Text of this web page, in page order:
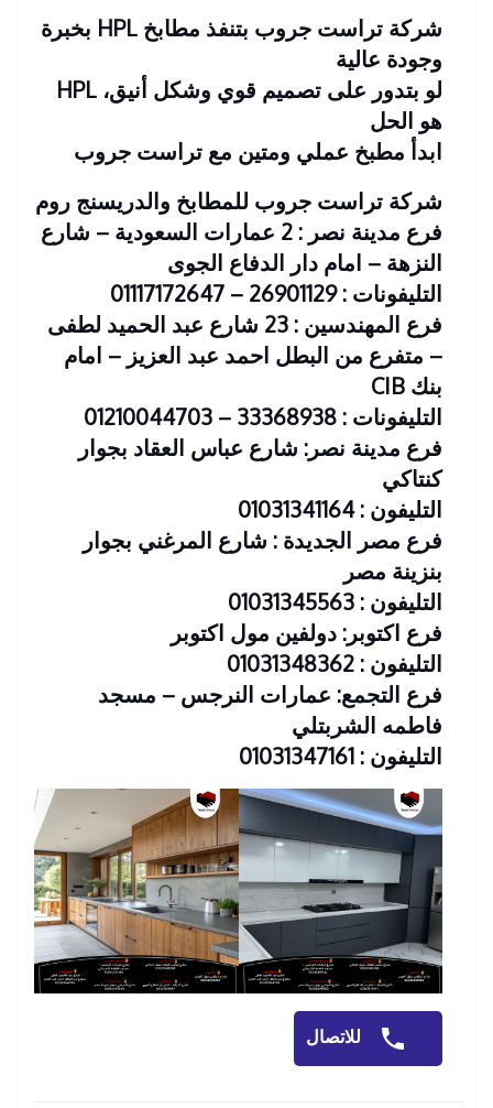
شركة تراست جروب بتنفذ مطابخ HPL بخبرة
وجودة عالية
لو بتدور على تصميم قوي وشكل أنيق، HPL
هو الحل
ابدأ مطبخ عملي ومتين مع تراست جروب
شركة تراست جروب للمطابخ والدريسنج روم
فرع مدينة نصر : 2 عمارات السعودية – شارع
النزهة – امام دار الدفاع الجوى
التليفونات : 26901129 – 01117172647
فرع المهندسين : 23 شارع عبد الحميد لطفى
– متفرع من البطل احمد عبد العزيز – امام
بنك CIB
التليفونات : 33368938 – 01210044703
فرع مدينة نصر: شارع عباس العقاد بجوار
كنتاكي
التليفون : 01031341164
فرع مصر الجديدة : شارع المرغني بجوار
بنزينة مصر
التليفون : 01031345563
فرع اكتوبر: دولفين مول اكتوبر
التليفون : 01031348362
فرع التجمع: عمارات النرجس – مسجد
فاطمه الشربتلي
التليفون : 01031347161
للاتصال